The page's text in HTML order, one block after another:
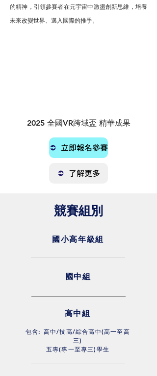
的精神，引領參賽者在元宇宙中激盪創新思維，培養
未來改變世界、邁入國際的推手。
2025 全國VR跨域盃 精華成果
立即報名參賽
了解更多
​競賽組別
國小高年級組
國中組
高中組
包含: 高中/技高/綜合高中(高一至高
三)
五專(專一至專三)學生